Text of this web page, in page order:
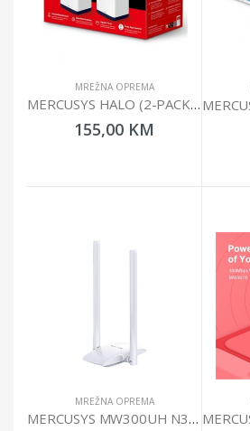
MREŽNA OPREMA
MERCUSYS HALO (2-PACK) AC1900 WHOLE HOME MESH WI-FI SYSTEM
155,00 KM
MREŽNA OPREMA
MERCUSYS MW300UH N300 WIRELESS USB ADAPTER